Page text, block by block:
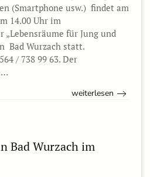
(Smartphone usw.) findet am
14.00 Uhr im
„Lebensräume für Jung und
Bad Wurzach statt.
/ 738 99 63. Der
weiterlesen
Bad Wurzach im